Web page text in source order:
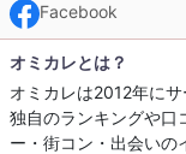
Facebook
オミカレとは？
オミカレは2012年に
独自のランキングや口
ー・街コン・出会いの